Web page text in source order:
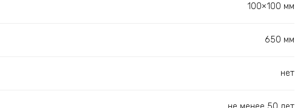
100×100 мм
650 мм
нет